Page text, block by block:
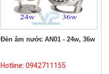
Đèn âm nước AN01 - 24w, 36w
Hotline: 0942711155